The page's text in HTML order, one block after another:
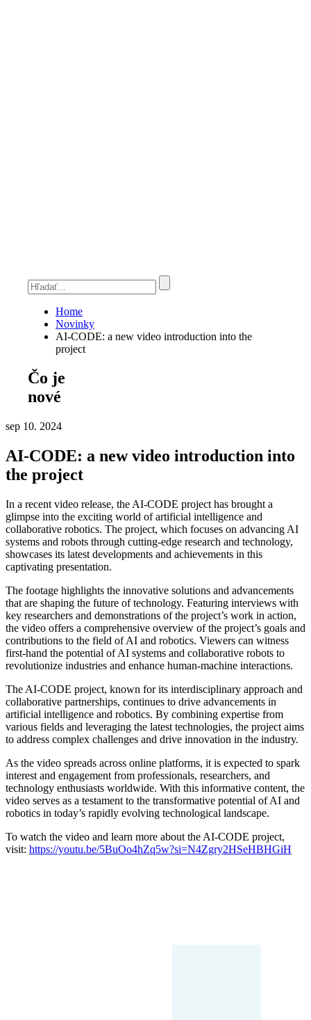
Home
Novinky
AI-CODE: a new video introduction into the
project
Čo je
nové
sep 10. 2024
AI-CODE: a new video introduction into
the project
In a recent video release, the AI-CODE project has brought a
glimpse into the exciting world of artificial intelligence and
collaborative robotics. The project, which focuses on advancing AI
systems and robots through cutting-edge research and technology,
showcases its latest developments and achievements in this
captivating presentation.
The footage highlights the innovative solutions and advancements
that are shaping the future of technology. Featuring interviews with
key researchers and demonstrations of the project’s work in action,
the video offers a comprehensive overview of the project’s goals and
contributions to the field of AI and robotics. Viewers can witness
first-hand the potential of AI systems and collaborative robots to
revolutionize industries and enhance human-machine interactions.
The AI-CODE project, known for its interdisciplinary approach and
collaborative partnerships, continues to drive advancements in
artificial intelligence and robotics. By combining expertise from
various fields and leveraging the latest technologies, the project aims
to address complex challenges and drive innovation in the industry.
As the video spreads across online platforms, it is expected to spark
interest and engagement from professionals, researchers, and
technology enthusiasts worldwide. With this informative content, the
video serves as a testament to the transformative potential of AI and
robotics in today’s rapidly evolving technological landscape.
To watch the video and learn more about the AI-CODE project,
visit: https://youtu.be/5BuOo4hZq5w?si=N4Zgry2HSeHBHGiH